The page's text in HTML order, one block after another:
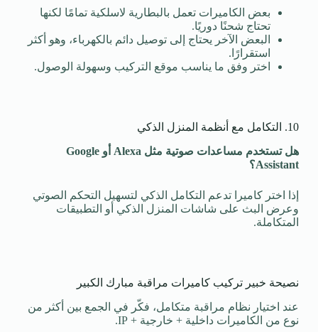
بعض الكاميرات تعمل بالبطارية لاسلكية تمامًا لكنها
تحتاج شحنًا دوريًا.
البعض الآخر يحتاج إلى توصيل دائم بالكهرباء، وهو أكثر
استقرارًا.
اختر وفق ما يناسب موقع التركيب وسهولة الوصول.
10. التكامل مع أنظمة المنزل الذكي
هل تستخدم مساعدات صوتية مثل Alexa أو Google
Assistant؟
إذا اختر كاميرا تدعم التكامل الذكي لتسهيل التحكم الصوتي
وعرض البث على شاشات المنزل الذكي أو التطبيقات
المتكاملة.
نصيحة خبير تركيب كاميرات مراقبة مبارك الكبير
عند اختيار نظام مراقبة متكامل، فكّر في الجمع بين أكثر من
نوع من الكاميرات داخلية + خارجية + IP.